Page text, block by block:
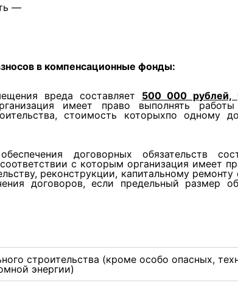
—
в компенсационные фонды:
вреда составляет 500 000 рублей,
имеет право выполнять работы
стоимость которыхпо одному
договорных обязательств
с которым организация имеет
реконструкции, капитальному ремонту
договоров, если предельный размер
строительства (кроме особо опасных,
энергии)